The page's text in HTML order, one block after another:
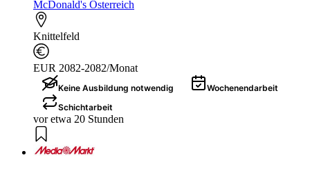
McDonald's Österreich
Knittelfeld
EUR 2082-2082/Monat
Keine Ausbildung notwendig
Wochenendarbeit
Schichtarbeit
vor etwa 20 Stunden